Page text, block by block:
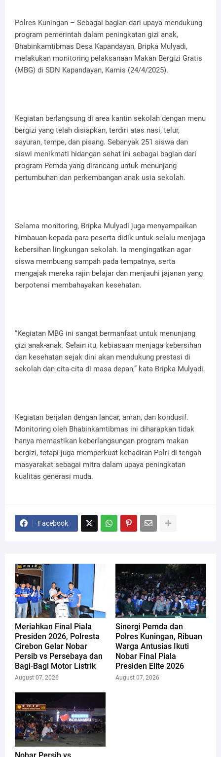
Polres Kuningan – Sebagai bagian dari upaya mendukung
program pemerintah dalam peningkatan gizi anak,
Bhabinkamtibmas Desa Kapandayan, Bripka Mulyadi,
melakukan monitoring pelaksanaan Makan Bergizi Gratis
(MBG) di SDN Kapandayan, Kamis (24/4/2025).
Kegiatan berlangsung di area kantin sekolah dengan menu
bergizi yang telah disiapkan, terdiri atas nasi, telur,
sayuran, tempe, dan pisang. Sebanyak 251 siswa dan
siswi menikmati hidangan sehat ini sebagai bagian dari
program Pemda yang dirancang untuk menunjang
pertumbuhan dan perkembangan anak usia sekolah.
Selama monitoring, Bripka Mulyadi juga menyampaikan
himbauan kepada para peserta didik untuk selalu menjaga
kebersihan lingkungan sekolah. Ia mengingatkan agar
siswa membuang sampah pada tempatnya, serta
mengajak mereka rajin belajar dan menjauhi jajanan yang
berpotensi membahayakan kesehatan.
“Kegiatan MBG ini sangat bermanfaat untuk menunjang
gizi anak-anak. Selain itu, kebiasaan menjaga kebersihan
dan kesehatan sejak dini akan mendukung prestasi di
sekolah dan cita-cita di masa depan,” kata Bripka Mulyadi.
Kegiatan berjalan dengan lancar, aman, dan kondusif.
Monitoring oleh Bhabinkamtibmas ini diharapkan tidak
hanya memastikan keberlangsungan program makan
bergizi, tetapi juga memperkuat kehadiran Polri di tengah
masyarakat sebagai mitra dalam upaya peningkatan
kualitas generasi muda.
Facebook
Meriahkan Final Piala
Presiden 2026, Polresta
Cirebon Gelar Nobar
Persib vs Persebaya dan
Bagi-Bagi Motor Listrik
August 07, 2026
Sinergi Pemda dan
Polres Kuningan, Ribuan
Warga Antusias Ikuti
Nobar Final Piala
Presiden Elite 2026
August 07, 2026